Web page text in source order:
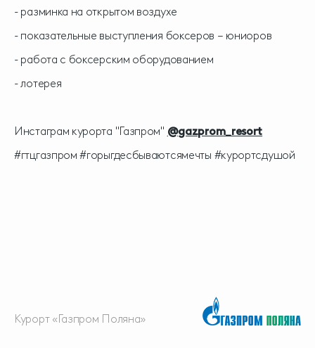
- разминка на открытом воздухе
- показательные выступления боксеров – юниоров
- работа с боксерским оборудованием
- лотерея
Инстаграм курорта "Газпром" @gazprom_resort
#гтцгазпром #горыгдесбываютсямечты #курортсдушой
Курорт «Газпром Поляна»